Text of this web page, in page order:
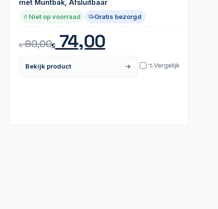
met Muntbak, Afsluitbaar
Niet op voorraad Gratis bezorgd
€80,00€74,00
Bekijk product Vergelijk